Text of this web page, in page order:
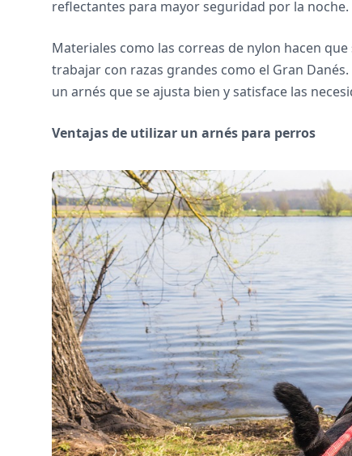
reflectantes para mayor seguridad por la noche.
Materiales como las correas de nylon hacen
trabajar con razas grandes como el Gran
un arnés que se ajusta bien y satisface las
Ventajas de utilizar un arnés para perros